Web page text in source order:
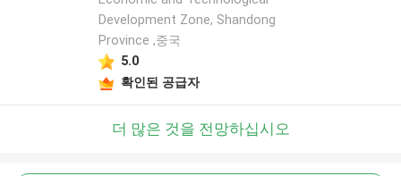
Development Zone, Shandong
Province ,중국
5.0
확인된 공급자
더 많은 것을 전망하십시오